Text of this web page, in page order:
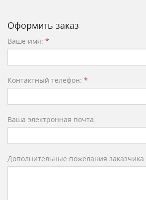
Оформить заказ
Ваше имя: *
Контактный телефон: *
Ваша электронная почта:
Дополнительные пожелания заказчика: